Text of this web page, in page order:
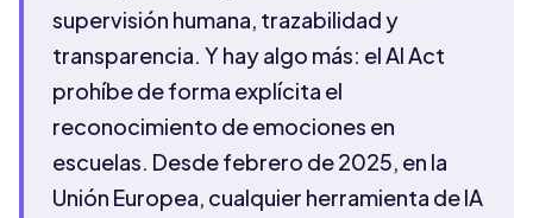
supervisión humana, trazabilidad y
transparencia. Y hay algo más: el AI Act
prohíbe de forma explícita el
reconocimiento de emociones en
escuelas. Desde febrero de 2025, en la
Unión Europea, cualquier herramienta de IA